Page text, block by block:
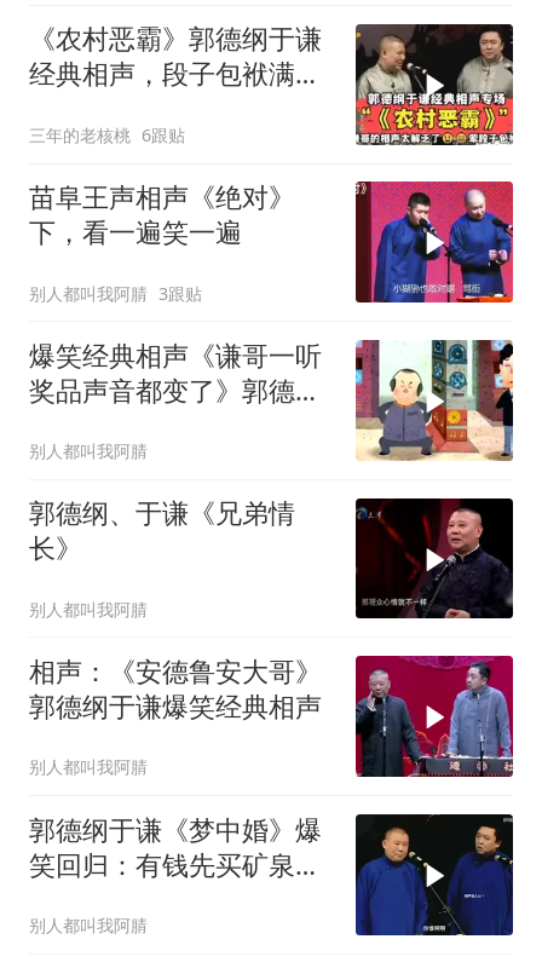
《农村恶霸》郭德纲于谦
经典相声，段子包袱满
三年的老核桃 6跟贴
苗阜王声相声《绝对》
下，看一遍笑一遍
别人都叫我阿腈 3跟贴
爆笑经典相声《谦哥一听
奖品声音都变了》郭德纲
别人都叫我阿腈
郭德纲、于谦《兄弟情
长》
别人都叫我阿腈
相声：《安德鲁安大哥》
郭德纲于谦爆笑经典相声
别人都叫我阿腈
郭德纲于谦《梦中婚》爆
笑回归：有钱先买矿泉
别人都叫我阿腈